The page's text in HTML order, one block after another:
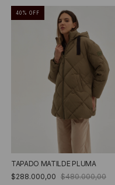
40 % OFF
TAPADO MATILDE PLUMA
$288.000,00 $480.000,00